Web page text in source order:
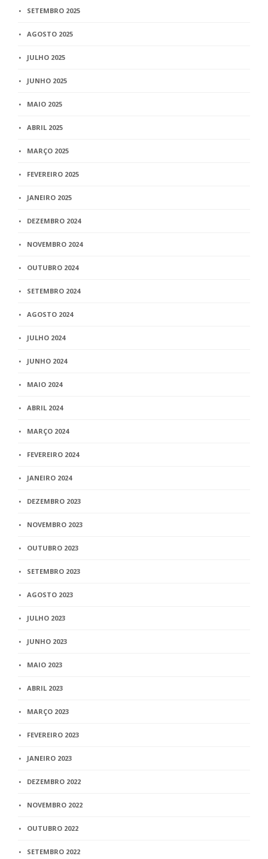
SETEMBRO 2025
AGOSTO 2025
JULHO 2025
JUNHO 2025
MAIO 2025
ABRIL 2025
MARÇO 2025
FEVEREIRO 2025
JANEIRO 2025
DEZEMBRO 2024
NOVEMBRO 2024
OUTUBRO 2024
SETEMBRO 2024
AGOSTO 2024
JULHO 2024
JUNHO 2024
MAIO 2024
ABRIL 2024
MARÇO 2024
FEVEREIRO 2024
JANEIRO 2024
DEZEMBRO 2023
NOVEMBRO 2023
OUTUBRO 2023
SETEMBRO 2023
AGOSTO 2023
JULHO 2023
JUNHO 2023
MAIO 2023
ABRIL 2023
MARÇO 2023
FEVEREIRO 2023
JANEIRO 2023
DEZEMBRO 2022
NOVEMBRO 2022
OUTUBRO 2022
SETEMBRO 2022